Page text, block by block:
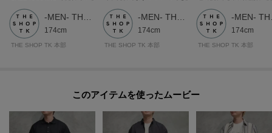
174cm
THE SHOP TK 本部
174cm
THE SHOP TK 本部
174cm
THE SHOP TK 本部
このアイテムを使ったムービー